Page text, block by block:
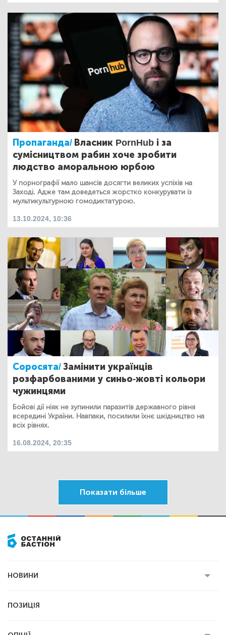
Пропаганда/ Власник PornHub і за
сумісництвом рабин хоче зробити
людство аморальною юрбою
У порнографії мало шансів досягти великих успіхів на
Заході. Адже там доведеться жорстко конкурувати із
мультикультурною гомодиктатурою.
13.10.2024, 10:36
Соросята/Замінити українців
розфарбованими у синьо-жовті кольори
чужинцями
Бойові дії ніяк не зупинили паразитів державного рівня
всередині України. Навпаки, посилили їхнє шкідництво на
всіх рівнях.
16.08.2024, 20:35
Показати більше
НОВИНИ
ПОЗИЦІЯ